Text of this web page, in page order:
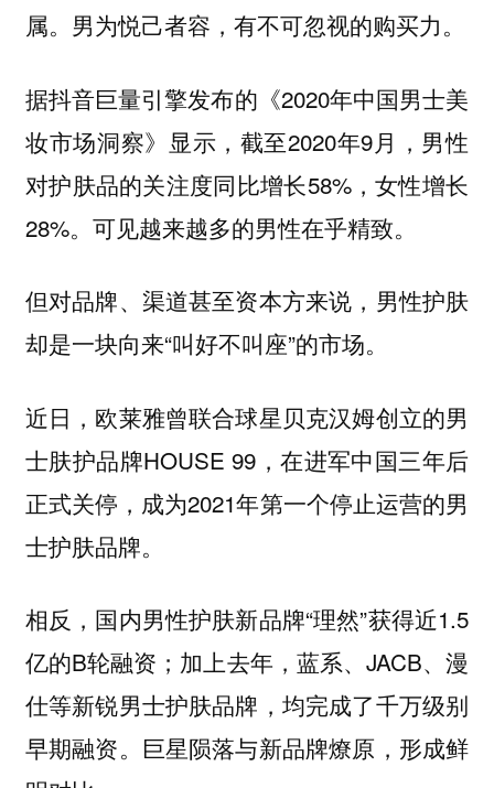
属。男为悦己者容，有不可忽视的购买力。
据抖音巨量引擎发布的《2020年中国男士美
妆市场洞察》显示，截至2020年9月，男性
对护肤品的关注度同比增长58%，女性增长
28%。可见越来越多的男性在乎精致。
但对品牌、渠道甚至资本方来说，男性护肤
却是一块向来“叫好不叫座”的市场。
近日，欧莱雅曾联合球星贝克汉姆创立的男
士肤护品牌HOUSE 99，在进军中国三年后
正式关停，成为2021年第一个停止运营的男
士护肤品牌。
相反，国内男性护肤新品牌“理然”获得近1.5
亿的B轮融资；加上去年，蓝系、JACB、漫
仕等新锐男士护肤品牌，均完成了千万级别
早期融资。巨星陨落与新品牌燎原，形成鲜